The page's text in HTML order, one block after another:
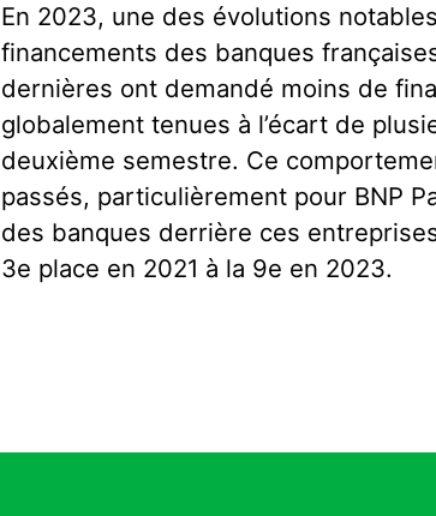
En 2023, une des évolutions
financements des banques
dernières ont demandé moins de
globalement tenues à l’écart de
deuxième semestre. Ce
passés, particulièrement pour BNP
des banques derrière ces
3e place en 2021 à la 9e en 2023.